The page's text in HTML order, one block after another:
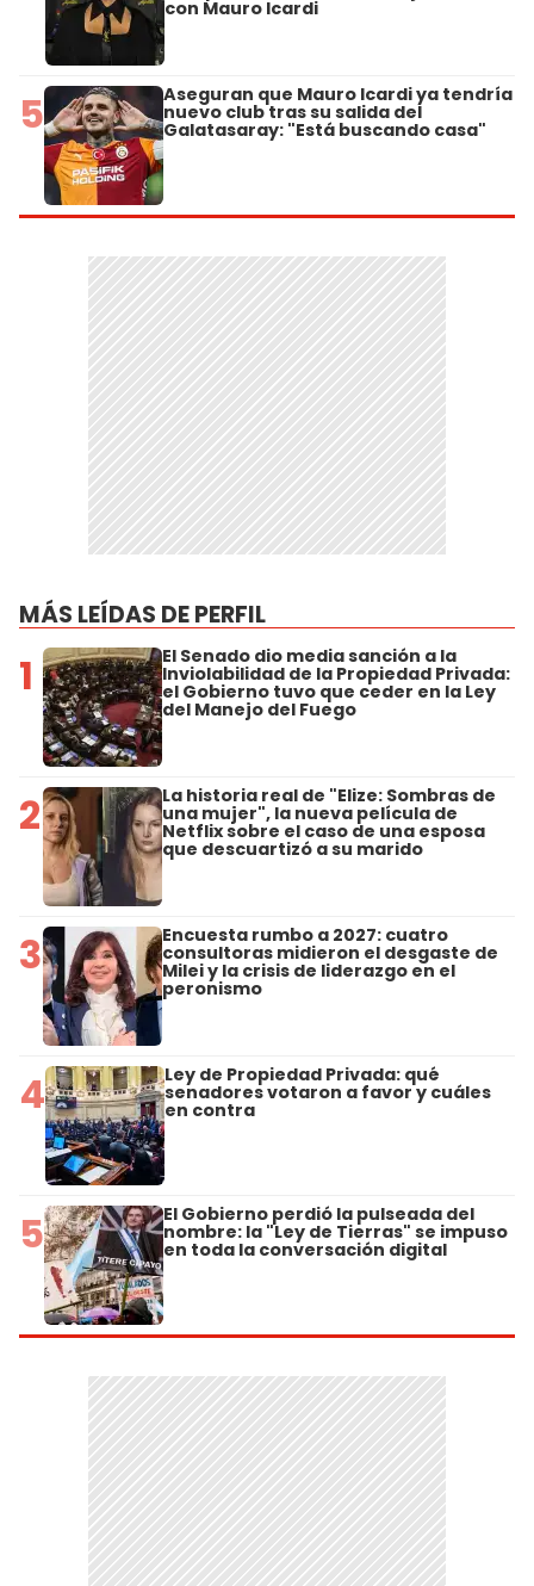
con Mauro Icardi
5 Aseguran que Mauro Icardi ya tendría
nuevo club tras su salida del
Galatasaray: "Está buscando casa"
MÁS LEÍDAS DE PERFIL
1 El Senado dio media sanción a la
Inviolabilidad de la Propiedad Privada:
el Gobierno tuvo que ceder en la Ley
del Manejo del Fuego
2 La historia real de "Elize: Sombras de
una mujer", la nueva película de
Netflix sobre el caso de una esposa
que descuartizó a su marido
3 Encuesta rumbo a 2027: cuatro
consultoras midieron el desgaste de
Milei y la crisis de liderazgo en el
peronismo
4 Ley de Propiedad Privada: qué
senadores votaron a favor y cuáles
en contra
5 El Gobierno perdió la pulseada del
nombre: la "Ley de Tierras" se impuso
en toda la conversación digital